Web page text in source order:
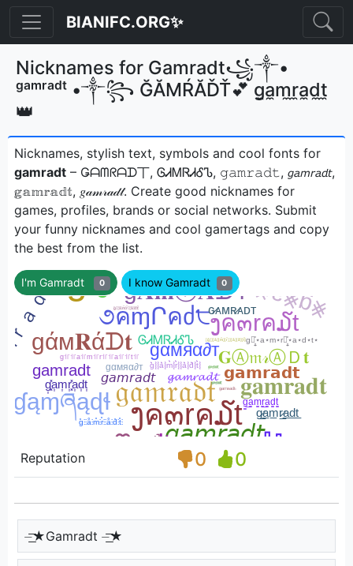
BIANIFC.ORG✨
Nicknames for Gamradt꧁༒•
ᵍᵃᵐʳᵃᵈᵗ •༒꧂ ĞĂМŔĂĎŤ💕 g̼a̼m̼r̼a̼d̼t̼
👑
Nicknames, stylish text, symbols and cool fonts for
gamradt – Ǥᗩᗰᖇᗩᗪ丅, ᎶᏗᎷᏒᏗᎴᏖ, 𝚐𝚊𝚖𝚛𝚊𝚍𝚝, 𝘨𝘢𝘮𝘳𝘢𝘥𝘵,
𝕘𝕒𝕞𝕣𝕒𝕕𝕥, 𝑔𝒶𝓂𝓇𝒶𝒹𝓉ㅤ. Create good nicknames for
games, profiles, brands or social networks. Submit
your funny nicknames and cool gamertags and copy
the best from the list.
I'm Gamradt 0 I know Gamradt 0
Reputation 0 0
⏤͟͟͞͞★Gamradt ⏤͟͟͞͞★